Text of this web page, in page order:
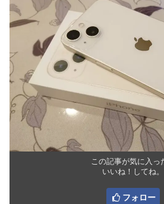
この記事が気に入っ
いいね！してね。
フォロー